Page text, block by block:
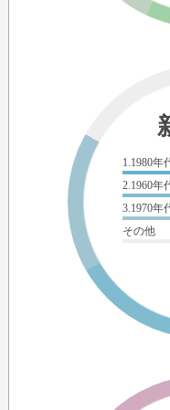
1.1980年
2.1960年
3.1970年
その他